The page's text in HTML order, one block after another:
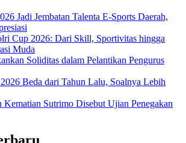
Jadi Jembatan Talenta E-Sports Daerah,
Cup 2026: Dari Skill, Sportivitas hingga
Muda
Soliditas dalam Pelantikan Pengurus
Beda dari Tahun Lalu, Soalnya Lebih
Kematian Sutrimo Disebut Ujian Penegakan